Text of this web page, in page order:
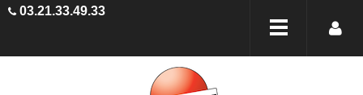
03.21.33.49.33